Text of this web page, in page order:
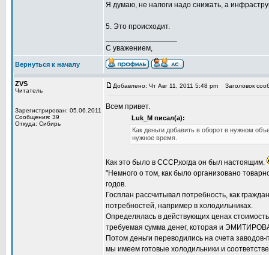
Я думаю, не налоги надо снижать, а
5. Это происходит.
С уважением,
Вернуться к началу
ZVS
Читатель
Зарегистрирован: 05.06.2011
Сообщения: 39
Откуда: Сибирь
Добавлено: Чт Авг 11, 2011 5:48 pm Заголовок
Всем привет.
Luk_M писал(а):
Как деньги добавить в оборот в нужном
нужное время.
Как это было в СССР,когда он был настоящим.
"Немного о том, как было организовано
годов.
Госплан рассчитывал потребность, как
потребностей, например в холодильниках.
Определялась в действующих ценах
требуемая сумма денег, которая и
Потом деньги переводились на счета
мы имеем готовые холодильники и